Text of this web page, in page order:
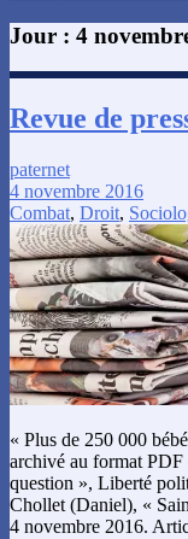
Jour : 4
Revue de
paternet
4 novembre 2016
Combat, Droit,
« Plus de 250 000
archivé au format
question », Liberté
Chollet (Daniel), «
4 novembre 2016.